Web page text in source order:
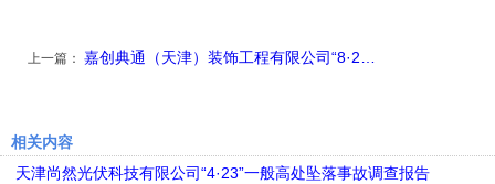
上一篇： 嘉创典通（天津）装饰工程有限公司“8·2…
相关内容
天津尚然光伏科技有限公司“4·23”一般高处坠落事故调查报告